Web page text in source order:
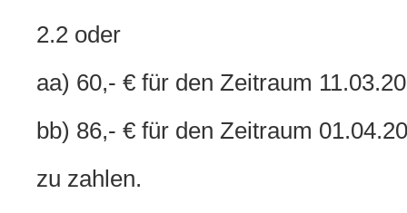
2.2 oder
aa) 60,- € für den Zeitraum
bb) 86,- € für den Zeitraum
zu zahlen.